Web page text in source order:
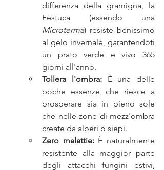
differenza della gramigna, la
Microterma) resiste benissimo
al gelo invernale, garantendoti
un prato verde e vivo 365
giorni all'anno.
Tollera l'ombra: È una delle
poche essenze che riesce a
prosperare sia in pieno sole
che nelle zone di mezz'ombra
create da alberi o siepi.
Zero malattie: È naturalmente
resistente alla maggior parte
degli attacchi fungini estivi,